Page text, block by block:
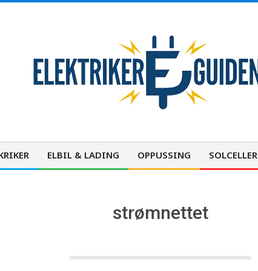
E
l
Primary
ELBIL & LADING OPPUSSING SOLCELLER
strømnettet